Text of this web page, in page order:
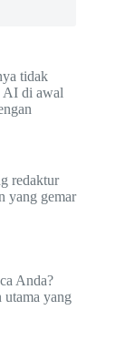
tidak
AI di awal
redaktur
yang gemar
Anda?
utama yang